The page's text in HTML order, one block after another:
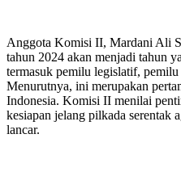
Anggota Komisi II, Mardani Ali
tahun 2024 akan menjadi tahun
termasuk pemilu legislatif,
Menurutnya, ini merupakan
Indonesia. Komisi II menilai
kesiapan jelang pilkada serentak
lancar.